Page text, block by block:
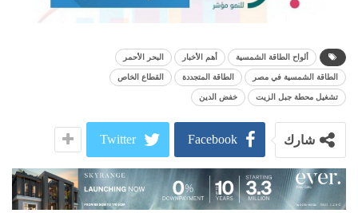
ألواح الطاقة الشمسية أهم الأخبار البحر الأحمر
الطاقة الشمسية في مصر الطاقة المتجددة القطاع الخاص
تشغيل محطة جبل الزيت خفض الدين
شارك Facebook
Twitter